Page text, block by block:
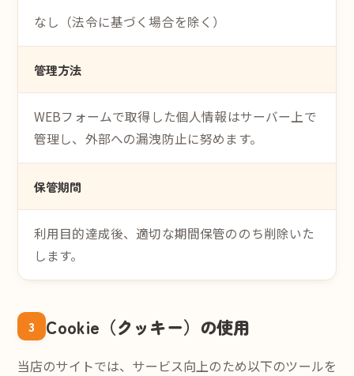
なし（法令に基づく場合を除く）
管理方法
WEBフォームで取得した個人情報はサーバー上で
管理し、外部への漏洩防止に努めます。
保管期間
利用目的達成後、適切な期間保管ののち削除いた
します。
3 Cookie（クッキー）の使用
当店のサイトでは、サービス向上のため以下のツールを